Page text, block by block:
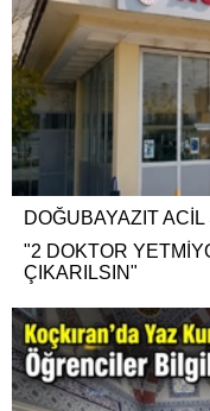
DOĞUBAYAZIT
"2 DOKTOR
ÇIKARILSIN"